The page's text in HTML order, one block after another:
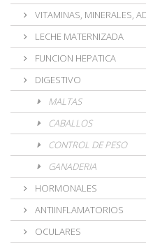
VITAMINAS, MINERALES,
LECHE MATERNIZADA
FUNCION HEPATICA
DIGESTIVO
MALTAS
CABALLOS
CONTROL DE PESO
GANADERIA
HORMONALES
ANTIINFLAMATORIOS
OCULARES